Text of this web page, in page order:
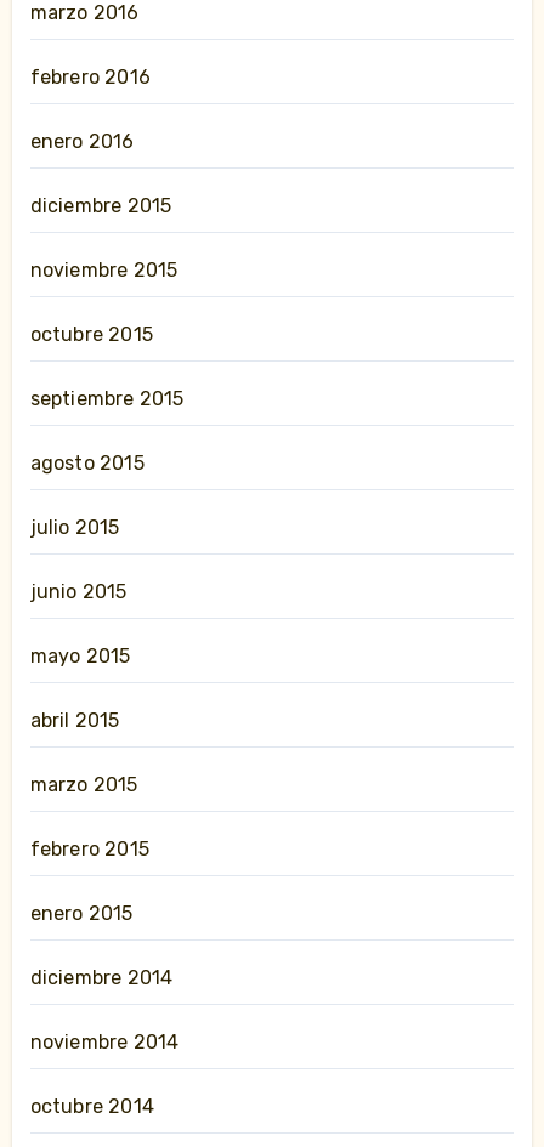
marzo 2016
febrero 2016
enero 2016
diciembre 2015
noviembre 2015
octubre 2015
septiembre 2015
agosto 2015
julio 2015
junio 2015
mayo 2015
abril 2015
marzo 2015
febrero 2015
enero 2015
diciembre 2014
noviembre 2014
octubre 2014